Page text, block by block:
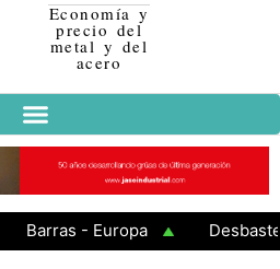
Economía y
precio del
metal y del
acero
Barras - Europa
Desbaste -